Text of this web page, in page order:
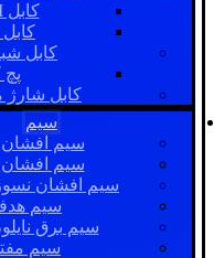
کابل HDMI
کابل VGA
کابل
پچ
کابل شارژ
سیم
سیم افشان
سیم افشان AWG
سیم افشان
سیم
سیم برق
سیم